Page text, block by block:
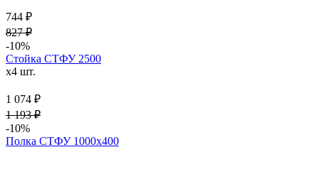
744 ₽
827 ₽
-10%
Стойка СТФУ 2500
x4 шт.
1 074 ₽
1 193 ₽
-10%
Полка СТФУ 1000х400